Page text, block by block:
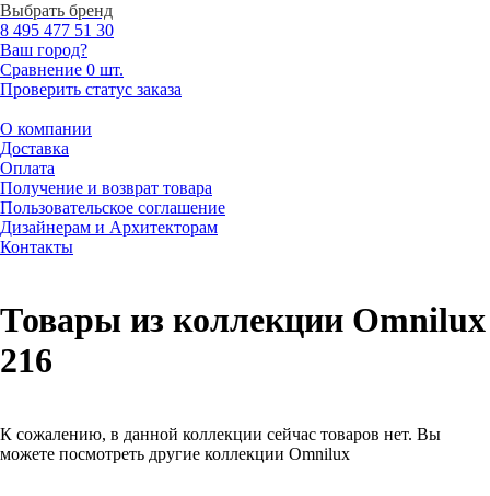
Выбрать бренд
8 495 477 51 30
Ваш город?
Сравнение 0 шт.
Проверить статус заказа
О компании
Доставка
Оплата
Получение и возврат товара
Пользовательское соглашение
Дизайнерам и Архитекторам
Контакты
Товары из коллекции Omnilux
216
К сожалению, в данной коллекции сейчас товаров нет. Вы
можете посмотреть другие коллекции Omnilux